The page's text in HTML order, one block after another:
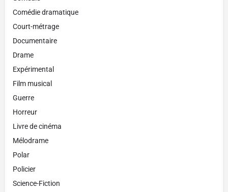
Comédie dramatique
Court-métrage
Documentaire
Drame
Expérimental
Film musical
Guerre
Horreur
Livre de cinéma
Mélodrame
Polar
Policier
Science-Fiction